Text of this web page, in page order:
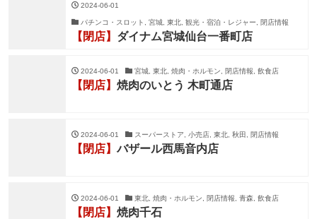
2024-06-01
パチンコ・スロット, 宮城, 東北, 観光・宿泊・レジャー, 閉店情報
【閉店】 ダイナム宮城仙台一番町店
2024-06-01 宮城, 東北, 焼肉・ホルモン, 閉店情報, 飲食店
【閉店】 焼肉のいとう 木町通店
2024-06-01 スーパーストア, 小売店, 東北, 秋田, 閉店情報
【閉店】バザール西馬音内店
2024-06-01 東北, 焼肉・ホルモン, 閉店情報, 青森, 飲食店
【閉店】 焼肉千石